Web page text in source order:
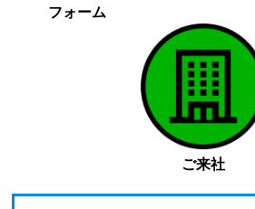
フォーム
ご来社